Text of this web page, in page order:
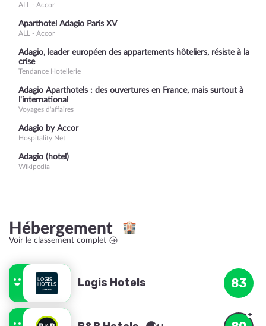
ALL - Accor
Aparthotel Adagio Paris XV
ALL - Accor
Adagio, leader européen des appartements hôteliers, résiste à la
crise
Tendance Hotellerie
Adagio Aparthotels : des ouvertures en France, mais surtout à
l'international
Voyages d'affaires
Adagio by Accor
Hospitality Net
Adagio (hotel)
Wikipedia
Hébergement
Voir le classement complet
Logis Hotels 83